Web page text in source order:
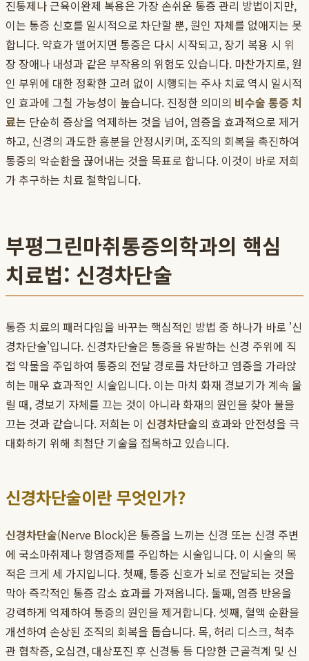
진통제나 근육이완제 복용은 가장 손쉬운 통증 관리 방법이지만,
이는 통증 신호를 일시적으로 차단할 뿐, 원인 자체를 없애지는 못
합니다. 약효가 떨어지면 통증은 다시 시작되고, 장기 복용 시 위
장 장애나 내성과 같은 부작용의 위험도 있습니다. 마찬가지로, 원
인 부위에 대한 정확한 고려 없이 시행되는 주사 치료 역시 일시적
인 효과에 그칠 가능성이 높습니다. 진정한 의미의 비수술 통증 치
료는 단순히 증상을 억제하는 것을 넘어, 염증을 효과적으로 제거
하고, 신경의 과도한 흥분을 안정시키며, 조직의 회복을 촉진하여
통증의 악순환을 끊어내는 것을 목표로 합니다. 이것이 바로 저희
가 추구하는 치료 철학입니다.
부평그린마취통증의학과의 핵심
치료법: 신경차단술
통증 치료의 패러다임을 바꾸는 핵심적인 방법 중 하나가 바로 '신
경차단술'입니다. 신경차단술은 통증을 유발하는 신경 주위에 직
접 약물을 주입하여 통증의 전달 경로를 차단하고 염증을 가라앉
히는 매우 효과적인 시술입니다. 이는 마치 화재 경보기가 계속 울
릴 때, 경보기 자체를 끄는 것이 아니라 화재의 원인을 찾아 불을
끄는 것과 같습니다. 저희는 이 신경차단술의 효과와 안전성을 극
대화하기 위해 최첨단 기술을 접목하고 있습니다.
신경차단술이란 무엇인가?
신경차단술(Nerve Block)은 통증을 느끼는 신경 또는 신경 주변
에 국소마취제나 항염증제를 주입하는 시술입니다. 이 시술의 목
적은 크게 세 가지입니다. 첫째, 통증 신호가 뇌로 전달되는 것을
막아 즉각적인 통증 감소 효과를 가져옵니다. 둘째, 염증 반응을
강력하게 억제하여 통증의 원인을 제거합니다. 셋째, 혈액 순환을
개선하여 손상된 조직의 회복을 돕습니다. 목, 허리 디스크, 척추
관 협착증, 오십견, 대상포진 후 신경통 등 다양한 근골격계 및 신